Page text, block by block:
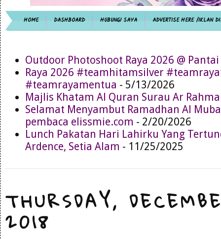
HOME DASHBOARD HUBUNGI SAYA ADVERTISE HERE /IKLAN
Outdoor Photoshoot Raya 2026 @ Pantai
Raya 2026 #teamhitamsilver
#teamrayamentua - 5/13/2026
Majlis Khatam Al Quran Surau Ar
Selamat Menyambut Ramadhan Al
pembaca elissmie.com - 2/20/2026
Lunch Pakatan Hari Lahirku Yang
Ardence, Setia Alam - 11/25/2025
THURSDAY,
2018